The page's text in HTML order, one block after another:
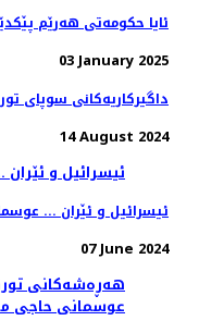
ئایا حکومەتی هەرێم
03 January 2025
داگیرکاریەکانی سوپای
14 August 2024
ئیسرائیل و ئێران ...
07 June 2024